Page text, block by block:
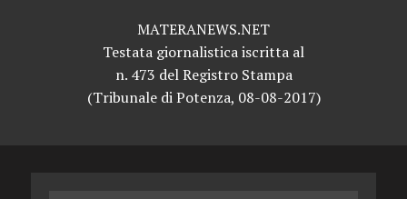
MATERANEWS.NET
Testata giornalistica iscritta al
n. 473 del Registro Stampa
(Tribunale di Potenza, 08-08-2017)